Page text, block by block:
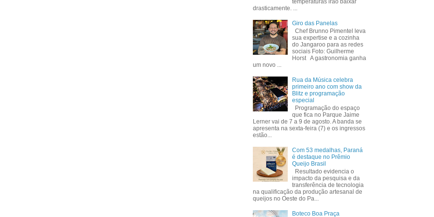
temperaturas irão baixar
drasticamente. ...
Giro das Panelas
Chef Brunno Pimentel leva
sua expertise e a cozinha
do Jangaroo para as redes
sociais Foto: Guilherme
Horst A gastronomia ganha
um novo ...
Rua da Música celebra
primeiro ano com show da
Blitz e programação
especial
Programação do espaço
que fica no Parque Jaime
Lerner vai de 7 a 9 de agosto. A banda se
apresenta na sexta-feira (7) e os ingressos
estão...
Com 53 medalhas, Paraná
é destaque no Prêmio
Queijo Brasil
Resultado evidencia o
impacto da pesquisa e da
transferência de tecnologia
na qualificação da produção artesanal de
queijos no Oeste do Pa...
Boteco Boa Praça